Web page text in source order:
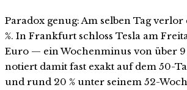
Paradox genug: Am selben Tag
%. In Frankfurt schloss Tesla am
Euro — ein Wochenminus von über 9
notiert damit fast exakt auf dem 50-
und rund 20 % unter seinem 52-